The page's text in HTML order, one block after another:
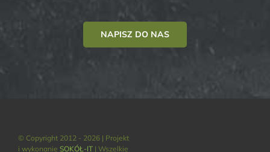
NAPISZ DO NAS
© Copyright 2012 - 2026 | Projekt
i wykonanie SOKÓŁ-IT| Wszelkie